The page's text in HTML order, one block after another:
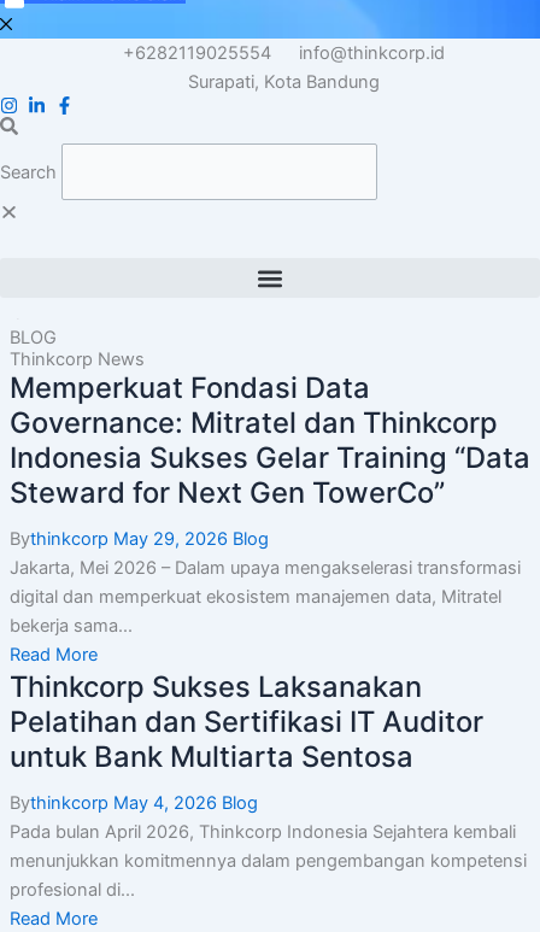
+6282119025554
info@thinkcorp.id
Surapati, Kota Bandung
Search
BLOG
Thinkcorp News
Memperkuat Fondasi Data
Governance: Mitratel dan Thinkcorp
Indonesia Sukses Gelar Training “Data
Steward for Next Gen TowerCo”
Bythinkcorp May 29, 2026 Blog
Jakarta, Mei 2026 – Dalam upaya mengakselerasi transformasi
digital dan memperkuat ekosistem manajemen data, Mitratel
bekerja sama...
Read More
Thinkcorp Sukses Laksanakan
Pelatihan dan Sertifikasi IT Auditor
untuk Bank Multiarta Sentosa
Bythinkcorp May 4, 2026 Blog
Pada bulan April 2026, Thinkcorp Indonesia Sejahtera kembali
menunjukkan komitmennya dalam pengembangan kompetensi
profesional di...
Read More